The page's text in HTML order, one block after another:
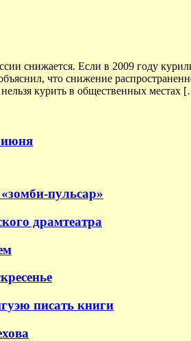
снижается. Если в 2009 году
что снижение
курить в общественных местах
июня
пульсар»
драмтеатра
писать книги